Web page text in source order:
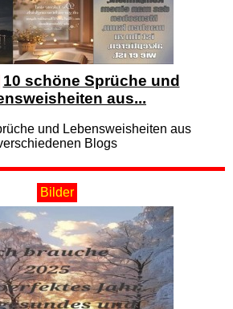
10 schöne Sprüche und
aus...
und Lebensweisheiten aus
Blogs
Bilder